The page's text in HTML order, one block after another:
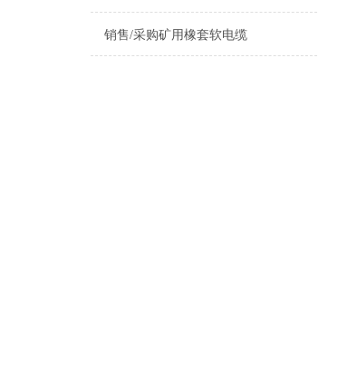
销售/采购矿用橡套软电缆